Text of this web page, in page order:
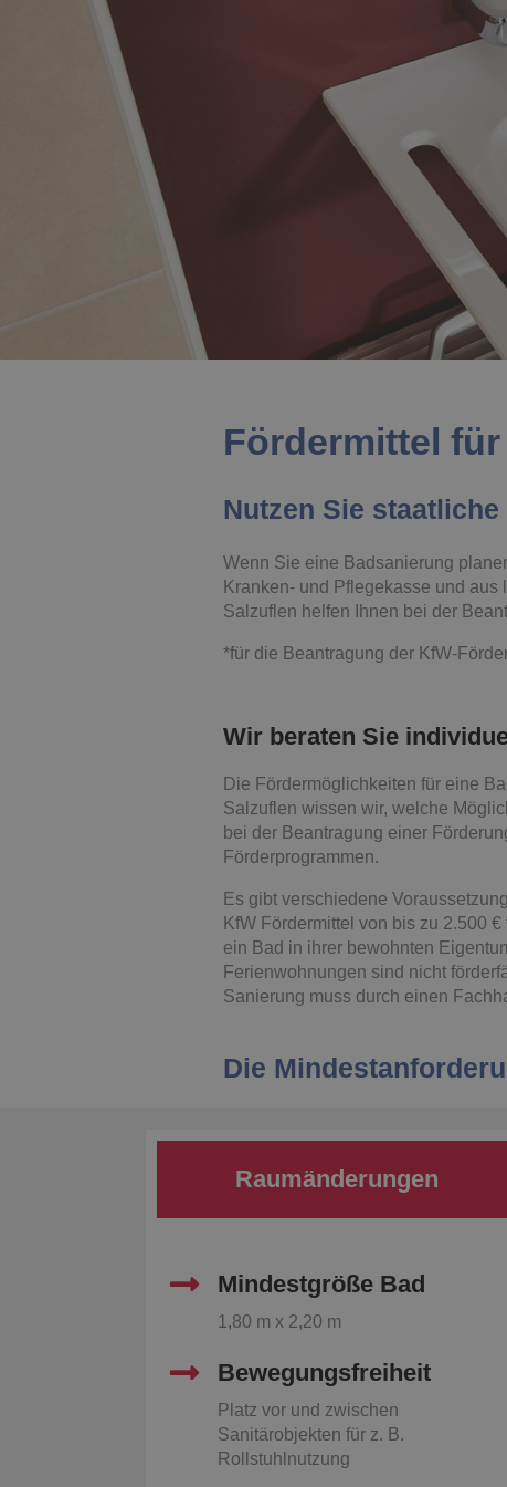
Fördermittel
Nutzen Sie
Wenn Sie eine Badsanierung
Kranken- und Pflegekasse und
Salzuflen helfen Ihnen bei der
*für die Beantragung der KfW-
Wir beraten Sie
Die Fördermöglichkeiten für eine
Salzuflen wissen wir, welche
bei der Beantragung einer
Förderprogrammen.
Es gibt verschiedene
KfW Fördermittel von bis zu 2.500
ein Bad in ihrer bewohnten
Ferienwohnungen sind nicht
Sanierung muss durch einen
Die
Raumänderungen
Mindestgröße Bad
1,80 m x 2,20 m
Bewegungsfreiheit
Platz vor und zwischen
Sanitärobjekten für z. B.
Rollstuhlnutzung